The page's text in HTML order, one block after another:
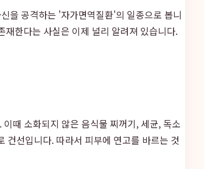
을 공격하는 '자가면역질환'의 일종으로 봅니
한다는 사실은 이제 널리 알려져 있습니다.
때 소화되지 않은 음식물 찌꺼기, 세균, 독소
건선입니다. 따라서 피부에 연고를 바르는 것